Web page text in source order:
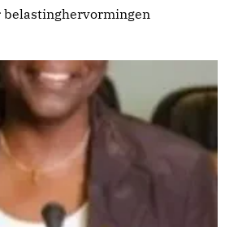
belastinghervormingen